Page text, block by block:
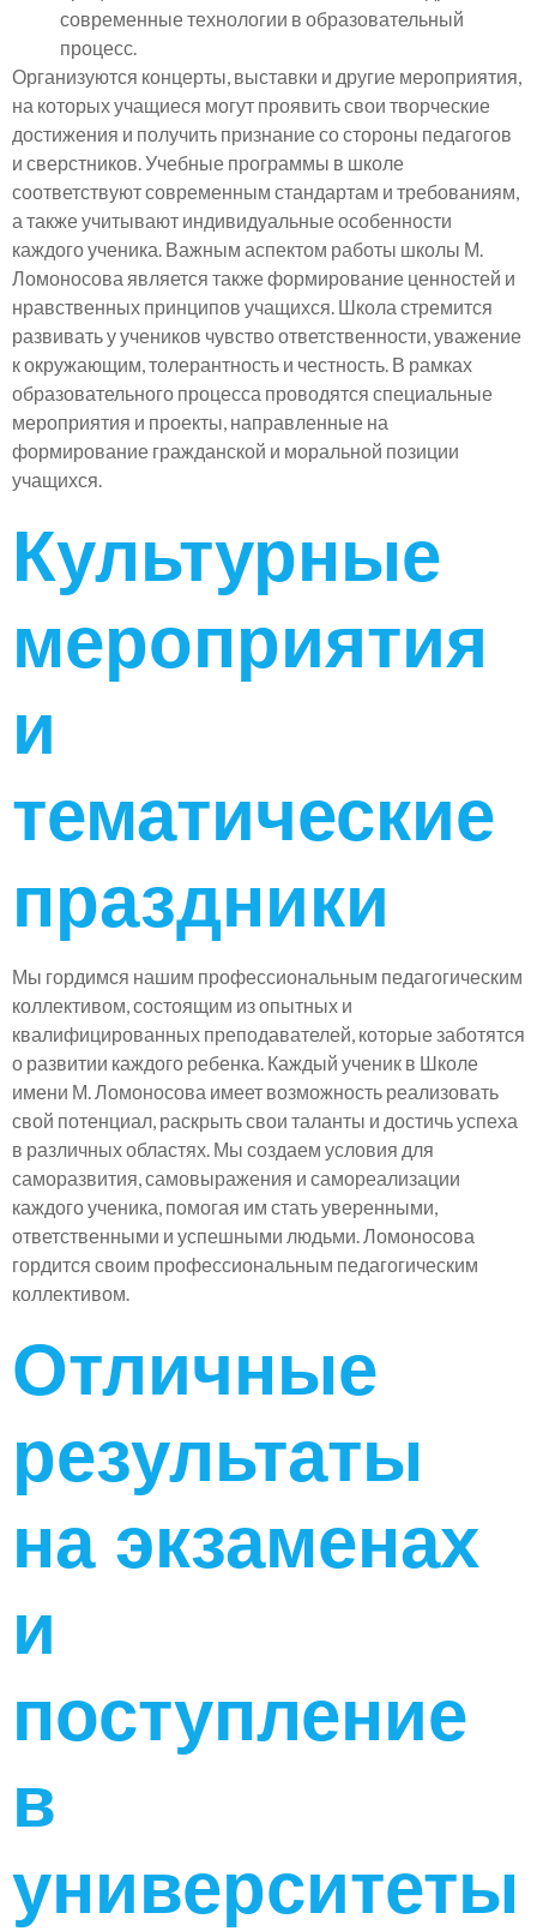
современные технологии в образовательный
процесс.
Организуются концерты, выставки и другие мероприятия,
на которых учащиеся могут проявить свои творческие
достижения и получить признание со стороны педагогов
и сверстников. Учебные программы в школе
соответствуют современным стандартам и требованиям,
а также учитывают индивидуальные особенности
каждого ученика. Важным аспектом работы школы М.
Ломоносова является также формирование ценностей и
нравственных принципов учащихся. Школа стремится
развивать у учеников чувство ответственности, уважение
к окружающим, толерантность и честность. В рамках
образовательного процесса проводятся специальные
мероприятия и проекты, направленные на
формирование гражданской и моральной позиции
учащихся.
Культурные
мероприятия
и
тематические
праздники
Мы гордимся нашим профессиональным педагогическим
коллективом, состоящим из опытных и
квалифицированных преподавателей, которые заботятся
о развитии каждого ребенка. Каждый ученик в Школе
имени М. Ломоносова имеет возможность реализовать
свой потенциал, раскрыть свои таланты и достичь успеха
в различных областях. Мы создаем условия для
саморазвития, самовыражения и самореализации
каждого ученика, помогая им стать уверенными,
ответственными и успешными людьми. Ломоносова
гордится своим профессиональным педагогическим
коллективом.
Отличные
результаты
на экзаменах
и
поступление
в
университеты